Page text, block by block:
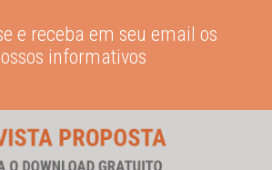
e receba em seu email os
informativos